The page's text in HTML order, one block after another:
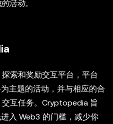
活动。
索和奖励交互平台，平台
主题的活动，并与相应的合
互任务。Cryptopedia 旨
入 Web3 的门槛，减少你